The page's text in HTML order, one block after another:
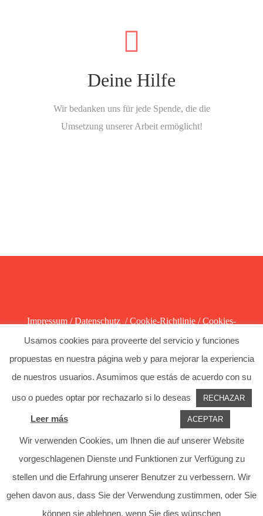
Deine Hilfe
Wir bedanken uns für jede Spende, die die
Umsetzung unserer Arbeit ermöglicht!
Impressum /Datenschutz /Cookie-Richtlinie /Cookies-
Einstellungen
FacebookInstagram
Usamos cookies para proveerte del servicio y funciones
propuestas en nuestra página web y para mejorar la experiencia
de nuestros usuarios. Asumimos que estás de acuerdo con su
uso o puedes optar por rechazarlo si lo deseas RECHAZAR
Leer más ACEPTAR
Wir verwenden Cookies, um Ihnen die auf unserer Website
vorgeschlagenen Dienste und Funktionen zur Verfügung zu
stellen und die Erfahrung unserer Benutzer zu verbessern. Wir
gehen davon aus, dass Sie der Verwendung zustimmen, oder Sie
können sie ablehnen, wenn Sie dies wünschen